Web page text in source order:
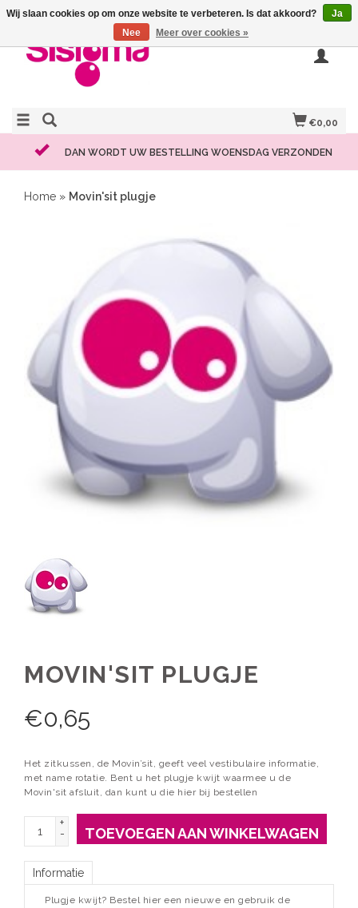
€0,00
DAN WORDT UW BESTELLING WOENSDAG VERZONDEN
Home » Movin'sit plugje
MOVIN'SIT PLUGJE
€0,65
Het zitkussen, de Movin’sit, geeft veel vestibulaire informatie,
met name rotatie. Bent u het plugje kwijt waarmee u de
Movin'sit afsluit, dan kunt u die hier bij bestellen
+
-
TOEVOEGEN AAN WINKELWAGEN
Informatie
Plugje kwijt? Bestel hier een nieuwe en gebruik de
Wij slaan cookies op om onze website te verbeteren. Is dat akkoord?
Ja
Nee
Meer over cookies »